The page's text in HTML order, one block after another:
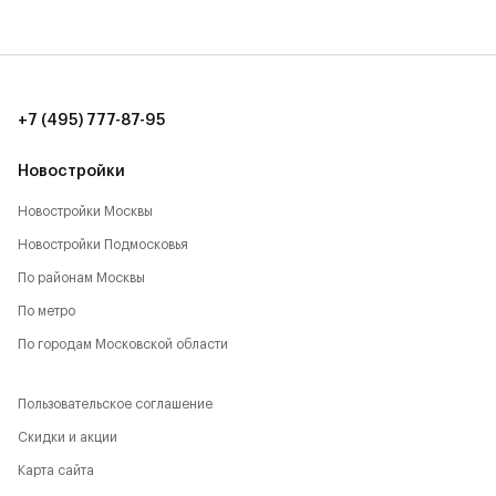
8 мин. до ТЦ Метрополис (7 км)
Новостройки
Новостройки Москвы
Новостройки Подмосковья
По районам Москвы
По метро
По городам Московской области
+7 (495) 777-87-95
Пользовательское соглашение
Скидки и акции
Карта сайта